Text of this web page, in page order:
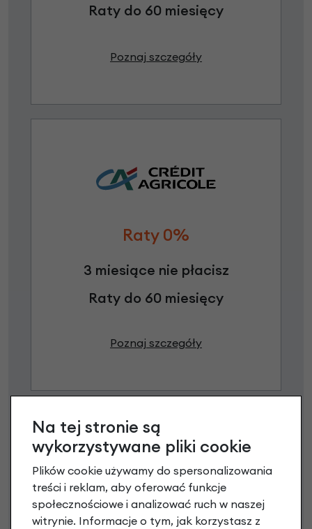
Raty do 60 miesięcy
Poznaj szczegóły
Raty 0%
3 miesiące nie płacisz
Raty do 60 miesięcy
Poznaj szczegóły
Raty 0%
Na tej stronie są
wykorzystywane pliki cookie
Plików cookie używamy do spersonalizowania
treści i reklam, aby oferować funkcje
społecznościowe i analizować ruch w naszej
witrynie. Informacje o tym, jak korzystasz z